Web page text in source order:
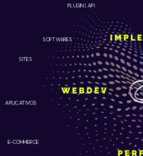
APLICATIVOS
SITES
E-COMMERCE
PLUGIN | API
SOFTWARES